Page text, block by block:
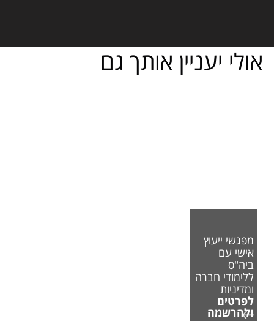
אולי יעניין אותך גם
מפגשי ייעוץ
אישי עם
ביה"ס
ללימודי חברה
ומדיניות
לפרטים
ולהרשמה